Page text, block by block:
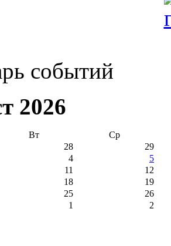
событий
2026
Вт
Ср
28
29
4
5
11
12
18
19
25
26
1 2